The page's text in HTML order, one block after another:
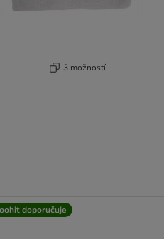
3 možností
doporučuje